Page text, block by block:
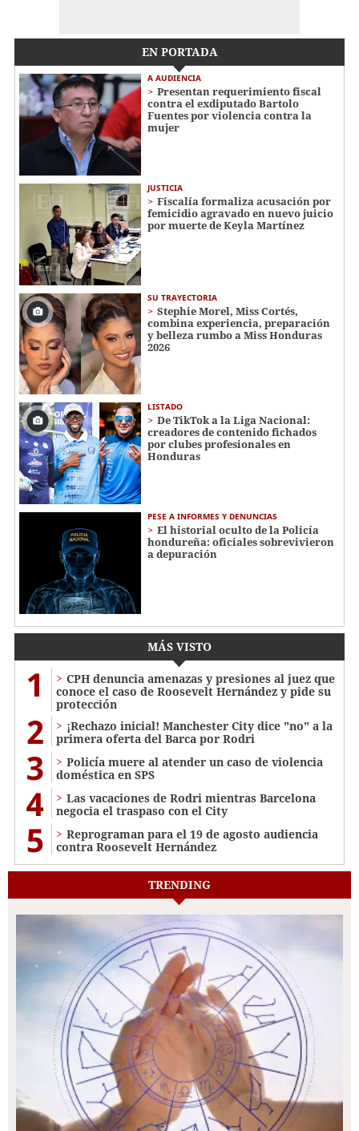
EN PORTADA
A AUDIENCIA
Presentan requerimiento fiscal
contra el exdiputado Bartolo
Fuentes por violencia contra la
mujer
JUSTICIA
Fiscalía formaliza acusación por
femicidio agravado en nuevo juicio
por muerte de Keyla Martínez
SU TRAYECTORIA
Stephie Morel, Miss Cortés,
combina experiencia, preparación
y belleza rumbo a Miss Honduras
2026
LISTADO
De TikTok a la Liga Nacional:
creadores de contenido fichados
por clubes profesionales en
Honduras
PESE A INFORMES Y DENUNCIAS
El historial oculto de la Policía
hondureña: oficiales sobrevivieron
a depuración
MÁS VISTO
1
CPH denuncia amenazas y presiones al juez que
conoce el caso de Roosevelt Hernández y pide su
protección
2
¡Rechazo inicial! Manchester City dice "no" a la
primera oferta del Barca por Rodri
3
Policía muere al atender un caso de violencia
doméstica en SPS
4
Las vacaciones de Rodri mientras Barcelona
negocia el traspaso con el City
5
Reprograman para el 19 de agosto audiencia
contra Roosevelt Hernández
TRENDING